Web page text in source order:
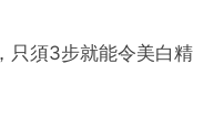
只須3步就能令美白精